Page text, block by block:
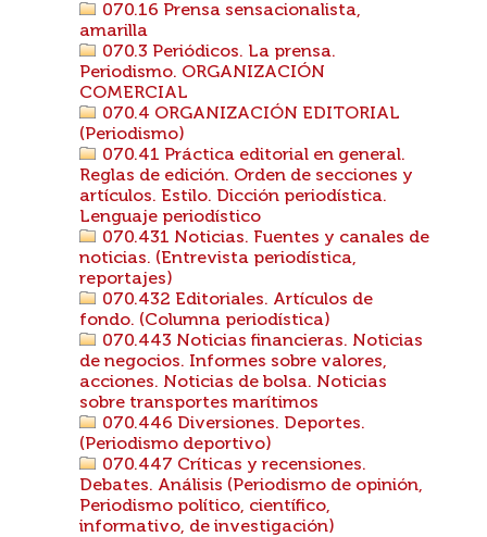
070.16 Prensa sensacionalista,
amarilla
070.3 Periódicos. La prensa.
Periodismo. ORGANIZACIÓN
COMERCIAL
070.4 ORGANIZACIÓN EDITORIAL
(Periodismo)
070.41 Práctica editorial en general.
Reglas de edición. Orden de secciones y
artículos. Estilo. Dicción periodística.
Lenguaje periodístico
070.431 Noticias. Fuentes y canales de
noticias. (Entrevista periodística,
reportajes)
070.432 Editoriales. Artículos de
fondo. (Columna periodística)
070.443 Noticias financieras. Noticias
de negocios. Informes sobre valores,
acciones. Noticias de bolsa. Noticias
sobre transportes marítimos
070.446 Diversiones. Deportes.
(Periodismo deportivo)
070.447 Críticas y recensiones.
Debates. Análisis (Periodismo de opinión,
Periodismo político, científico,
informativo, de investigación)